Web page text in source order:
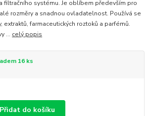
filtračního systému. Je oblíbem především pro
rozměry a snadnou ovladatelnost. Používá se
extraktů, farmaceutických roztoků a parfémů.
... celý popis
16 ks
Přidat do košíku